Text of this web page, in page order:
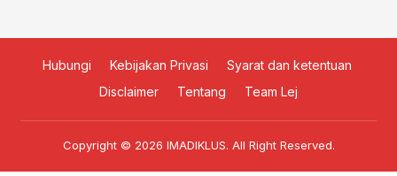
Hubungi Kebijakan Privasi
Syarat dan ketentuan
Disclaimer
Tentang Team Lej
Copyright © 2026 IMADIKLUS. All Right Reserved.